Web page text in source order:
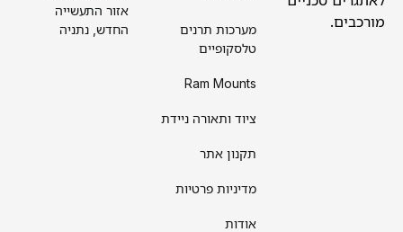
אזור התעשייה
החדש, נתניה
מערכות תרנים
טלסקופיים
Ram Mounts
ציוד ותאורה ניידת
תקנון אתר
מדיניות פרטיות
אודות
מורכבים.